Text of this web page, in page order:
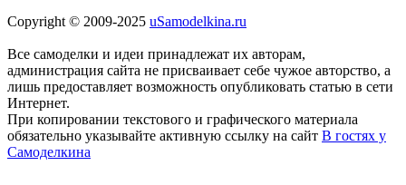
Copyright © 2009-2025 uSamodelkina.ru
Все самоделки и идеи принадлежат их авторам,
администрация сайта не присваивает себе чужое авторство, а
лишь предоставляет возможность опубликовать статью в сети
Интернет.
При копировании текстового и графического материала
обязательно указывайте активную ссылку на сайт В гостях у
Самоделкина